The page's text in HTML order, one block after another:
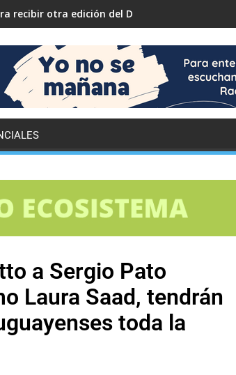
recibir otra edición del Desafío ECO YPF
a Sergio Pato
Laura Saad, tendrán
toda la